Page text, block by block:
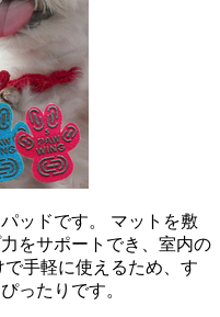
ッドです。 マットを敷
をサポートでき、室内の
手軽に使えるため、す
ったりです。